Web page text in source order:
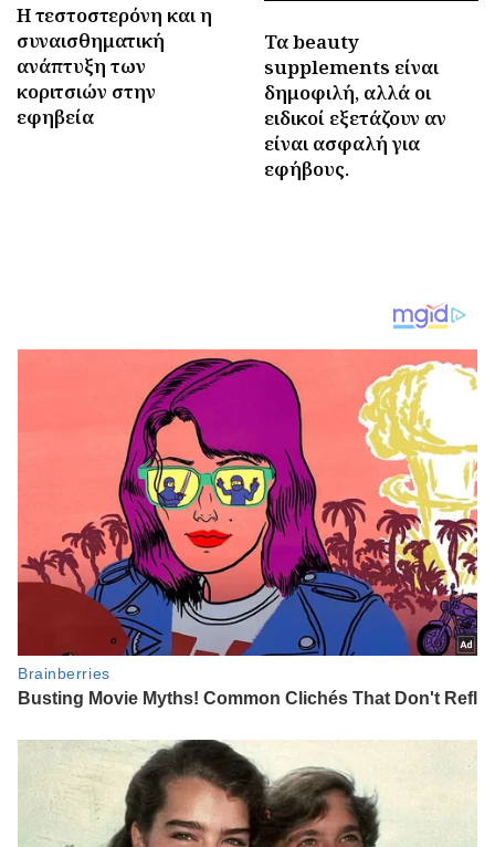
Η τεστοστερόνη και η
συναισθηματική
ανάπτυξη των
κοριτσιών στην
εφηβεία
Τα beauty
supplements είναι
δημοφιλή, αλλά οι
ειδικοί εξετάζουν αν
είναι ασφαλή για
εφήβους.